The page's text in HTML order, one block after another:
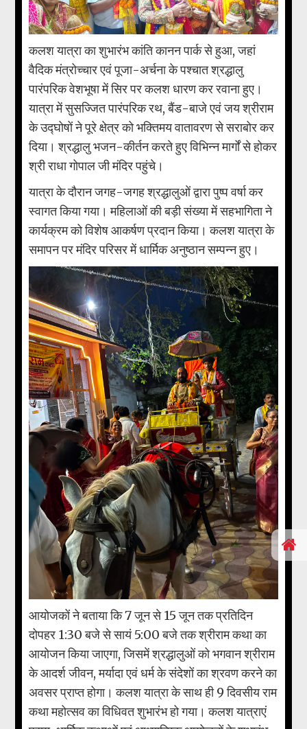
कलश यात्रा का शुभारंभ कांति कानन पार्क से हुआ, जहां
वैदिक मंत्रोच्चार एवं पूजा-अर्चना के पश्चात श्रद्धालु
पारंपरिक वेशभूषा में सिर पर कलश धारण कर रवाना हुए।
यात्रा में सुसज्जित पारंपरिक रथ, बैंड-बाजे एवं जय श्रीराम
के उद्घोषों ने पूरे क्षेत्र को भक्तिमय वातावरण से सराबोर कर
दिया। श्रद्धालु भजन-कीर्तन करते हुए विभिन्न मार्गों से होकर
श्री राधा गोपाल जी मंदिर पहुंचे।
यात्रा के दौरान जगह-जगह श्रद्धालुओं द्वारा पुष्प वर्षा कर
स्वागत किया गया। महिलाओं की बड़ी संख्या में सहभागिता ने
कार्यक्रम को विशेष आकर्षण प्रदान किया। कलश यात्रा के
समापन पर मंदिर परिसर में धार्मिक अनुष्ठान सम्पन्न हुए।
आयोजकों ने बताया कि 7 जून से 15 जून तक प्रतिदिन
दोपहर 1:30 बजे से सायं 5:00 बजे तक श्रीराम कथा का
आयोजन किया जाएगा, जिसमें श्रद्धालुओं को भगवान श्रीराम
के आदर्श जीवन, मर्यादा एवं धर्म के संदेशों का श्रवण करने का
अवसर प्राप्त होगा। कलश यात्रा के साथ ही 9 दिवसीय राम
कथा महोत्सव का विधिवत शुभारंभ हो गया। कलश यात्राएं